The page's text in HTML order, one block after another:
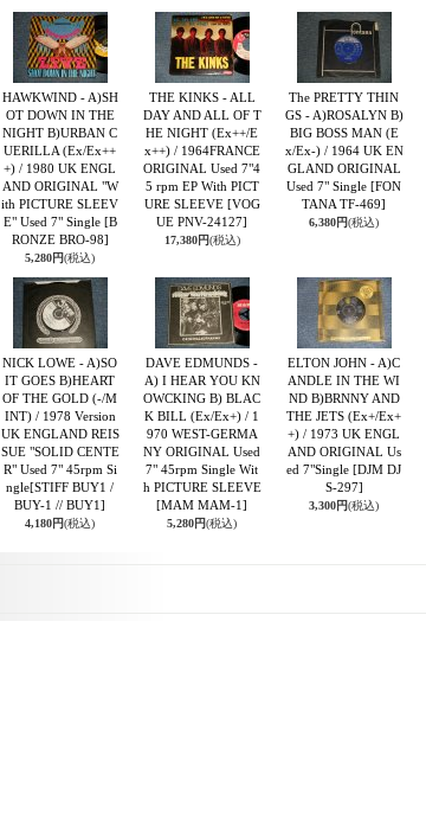
HAWKWIND - A)SH
OT DOWN IN THE
NIGHT B)URBAN C
UERILLA (Ex/Ex++
+) / 1980 UK ENGL
AND ORIGINAL "W
ith PICTURE SLEEV
E" Used 7" Single [B
RONZE BRO-98]
5,280円(税込)
THE KINKS - ALL
DAY AND ALL OF T
HE NIGHT (Ex++/E
x++) / 1964FRANCE
ORIGINAL Used 7"4
5 rpm EP With PICT
URE SLEEVE [VOG
UE PNV-24127]
17,380円(税込)
The PRETTY THIN
GS - A)ROSALYN B)
BIG BOSS MAN (E
x/Ex-) / 1964 UK EN
GLAND ORIGINAL
Used 7" Single [FON
TANA TF-469]
6,380円(税込)
NICK LOWE - A)SO
IT GOES B)HEART
OF THE GOLD (-/M
INT) / 1978 Version
UK ENGLAND REIS
SUE "SOLID CENTE
R" Used 7" 45rpm Si
ngle[STIFF BUY1 /
BUY-1 // BUY1]
4,180円(税込)
DAVE EDMUNDS -
A) I HEAR YOU KN
OWCKING B) BLAC
K BILL (Ex/Ex+) / 1
970 WEST-GERMA
NY ORIGINAL Used
7" 45rpm Single Wit
h PICTURE SLEEVE
[MAM MAM-1]
5,280円(税込)
ELTON JOHN - A)C
ANDLE IN THE WI
ND B)BRNNY AND
THE JETS (Ex+/Ex+
+) / 1973 UK ENGL
AND ORIGINAL Us
ed 7"Single [DJM DJ
S-297]
3,300円(税込)